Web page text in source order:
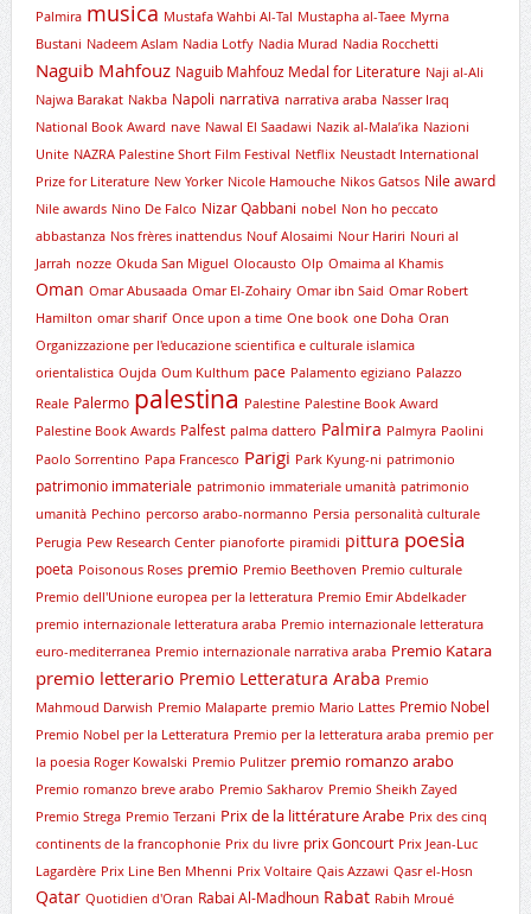
Palmira musica Mustafa Wahbi Al-Tal Mustapha al-Taee Myrna
Bustani Nadeem Aslam Nadia Lotfy Nadia Murad Nadia Rocchetti
Naguib Mahfouz Naguib Mahfouz Medal for Literature Naji al-Ali
Najwa Barakat Nakba Napoli narrativa narrativa araba Nasser Iraq
National Book Award nave Nawal El Saadawi Nazik al-Mala’ika Nazioni
Unite NAZRA Palestine Short Film Festival Netflix Neustadt International
Prize for Literature New Yorker Nicole Hamouche Nikos Gatsos Nile award
Nile awards Nino De Falco Nizar Qabbani nobel Non ho peccato
abbastanza Nos frères inattendus Nouf Alosaimi Nour Hariri Nouri al
Jarrah nozze Okuda San Miguel Olocausto Olp Omaima al Khamis
Oman Omar Abusaada Omar El-Zohairy Omar ibn Said Omar Robert
Hamilton omar sharif Once upon a time One book one Doha Oran
Organizzazione per l'educazione scientifica e culturale islamica
orientalistica Oujda Oum Kulthum pace Palamento egiziano Palazzo
Reale Palermo palestina Palestine Palestine Book Award
Palestine Book Awards Palfest palma dattero Palmira Palmyra Paolini
Paolo Sorrentino Papa Francesco Parigi Park Kyung-ni patrimonio
patrimonio immateriale patrimonio immateriale umanità patrimonio
umanità Pechino percorso arabo-normanno Persia personalità culturale
Perugia Pew Research Center pianoforte piramidi pittura poesia
poeta Poisonous Roses premio Premio Beethoven Premio culturale
Premio dell'Unione europea per la letteratura Premio Emir Abdelkader
premio internazionale letteratura araba Premio internazionale letteratura
euro-mediterranea Premio internazionale narrativa araba Premio Katara
premio letterario Premio Letteratura Araba Premio
Mahmoud Darwish Premio Malaparte premio Mario Lattes Premio Nobel
Premio Nobel per la Letteratura Premio per la letteratura araba premio per
la poesia Roger Kowalski Premio Pulitzer premio romanzo arabo
Premio romanzo breve arabo Premio Sakharov Premio Sheikh Zayed
Premio Strega Premio Terzani Prix de la littérature Arabe Prix des cinq
continents de la francophonie Prix du livre prix Goncourt Prix Jean-Luc
Lagardère Prix Line Ben Mhenni Prix Voltaire Qais Azzawi Qasr el-Hosn
Qatar Quotidien d'Oran Rabai Al-Madhoun Rabat Rabih Mroué